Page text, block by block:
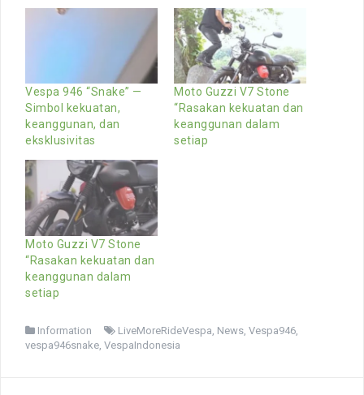
Vespa 946 “Snake” —
Simbol kekuatan,
keanggunan, dan
eksklusivitas
Moto Guzzi V7 Stone
“Rasakan kekuatan dan
keanggunan dalam
setiap
Moto Guzzi V7 Stone
“Rasakan kekuatan dan
keanggunan dalam
setiap
Information LiveMoreRideVespa News Vespa946
vespa946snake VespaIndonesia